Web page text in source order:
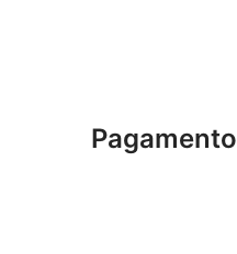
Pagamento